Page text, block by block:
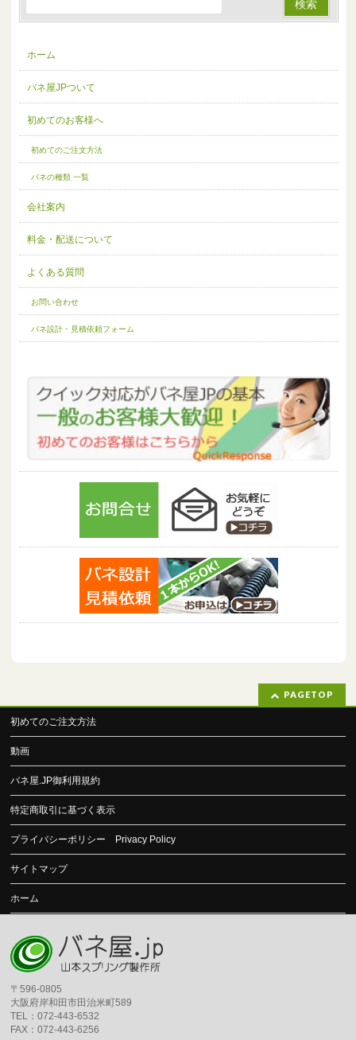
ホーム
バネ屋JPついて
初めてのお客様へ
初めてのご注文方法
バネの種類 一覧
会社案内
料金・配送について
よくある質問
お問い合わせ
バネ設計・見積依頼フォーム
PAGETOP
初めてのご注文方法
動画
バネ屋.JP御利用規約
特定商取引に基づく表示
プライバシーポリシー Privacy Policy
サイトマップ
ホーム
〒596-0805
大阪府岸和田市田治米町589
TEL：072-443-6532
FAX：072-443-6256